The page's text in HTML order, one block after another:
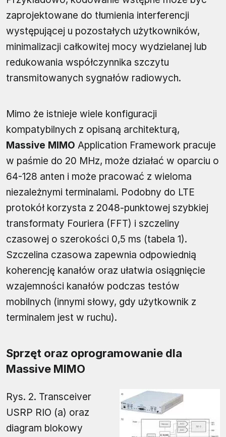
zaprojektowane do tłumienia interferencji
występującej u pozostałych użytkowników,
minimalizacji całkowitej mocy wydzielanej lub
redukowania współczynnika szczytu
transmitowanych sygnałów radiowych.
Mimo że istnieje wiele konfiguracji
kompatybilnych z opisaną architekturą,
Massive MIMO Application Framework pracuje
w paśmie do 20 MHz, może działać w oparciu o
64-128 anten i może pracować z wieloma
niezależnymi terminalami. Podobny do LTE
protokół korzysta z 2048-punktowej szybkiej
transformaty Fouriera (FFT) i szczeliny
czasowej o szerokości 0,5 ms (tabela 1).
Szczelina czasowa zapewnia odpowiednią
koherencję kanałów oraz ułatwia osiągnięcie
wzajemności kanałów podczas testów
mobilnych (innymi słowy, gdy użytkownik z
terminalem jest w ruchu).
Sprzęt oraz oprogramowanie dla
Massive MIMO
Rys. 2. Transceiver
USRP RIO (a) oraz
diagram blokowy